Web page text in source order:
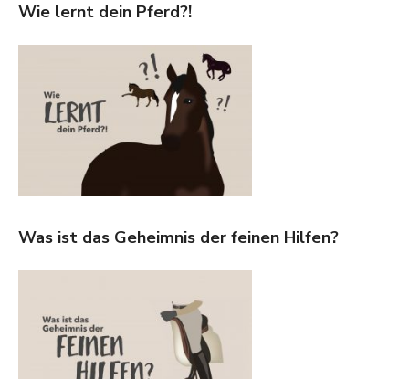
Wie lernt dein Pferd?!
Was ist das Geheimnis der feinen Hilfen?